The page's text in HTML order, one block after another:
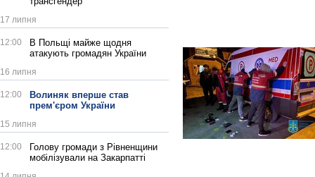
17 липня
12:00
В Польщі майже щодня
атакують громадян України
16 липня
12:00
Волиняк вперше став
прем'єром України
15 липня
12:00
Голову громади з Рівненщини
мобілізували на Закарпатті